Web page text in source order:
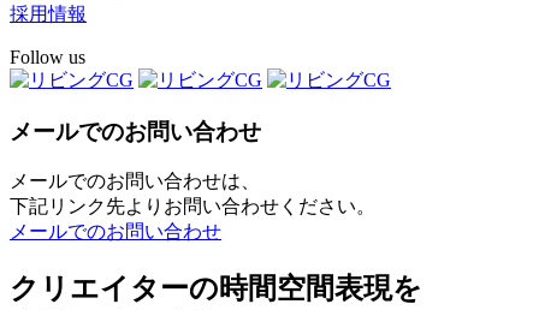
採用情報
Follow us
メールでのお問い合わせ
メールでのお問い合わせは、
下記リンク先よりお問い合わせください。
メールでのお問い合わせ
クリエイターの時間空間表現を